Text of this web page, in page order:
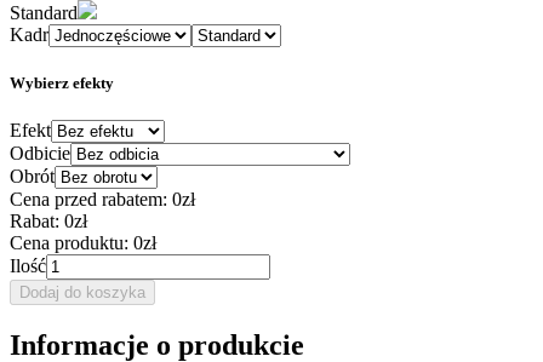
Standard
Kadr
Wybierz efekty
Efekt
Odbicie
Obrót
Cena przed rabatem: 0zł
Rabat: 0zł
Cena produktu: 0zł
Ilość
Dodaj do koszyka
Informacje o produkcie